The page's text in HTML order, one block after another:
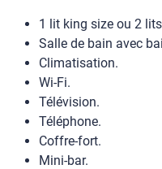
1 lit king size ou 2
Salle de bain avec
Climatisation.
Wi-Fi.
Télévision.
Téléphone.
Coffre-fort.
Mini-bar.